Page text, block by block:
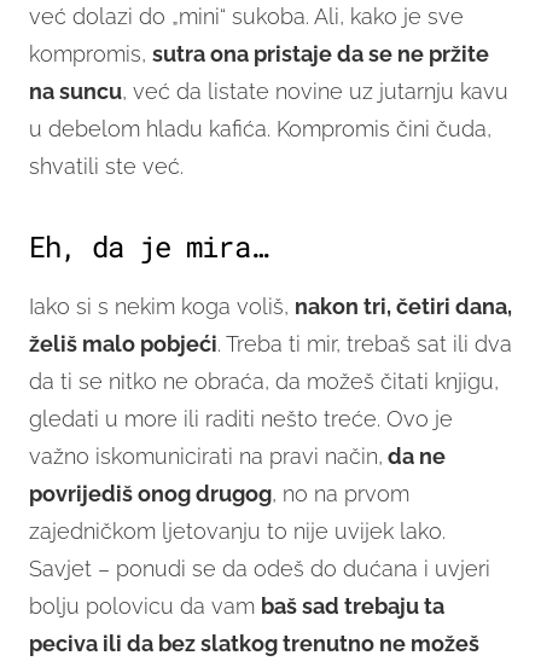
već dolazi do „mini“ sukoba. Ali, kako je sve
kompromis, sutra ona pristaje da se ne pržite
na suncu, već da listate novine uz jutarnju kavu
u debelom hladu kafića. Kompromis čini čuda,
shvatili ste već.
Eh, da je mira…
Iako si s nekim koga voliš, nakon tri, četiri dana,
želiš malo pobjeći. Treba ti mir, trebaš sat ili dva
da ti se nitko ne obraća, da možeš čitati knjigu,
gledati u more ili raditi nešto treće. Ovo je
važno iskomunicirati na pravi način, da ne
povrijediš onog drugog, no na prvom
zajedničkom ljetovanju to nije uvijek lako.
Savjet – ponudi se da odeš do dućana i uvjeri
bolju polovicu da vam baš sad trebaju ta
peciva ili da bez slatkog trenutno ne možeš